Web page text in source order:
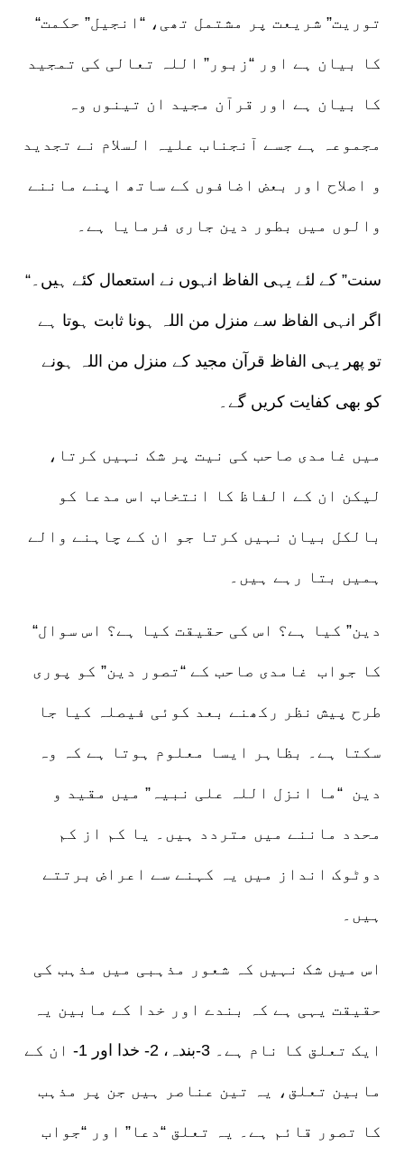
“توریت” شریعت پر مشتمل تھی، “انجیل” حکمت
کا بیان ہے اور “زبور” اللہ تعالی کی تمجید
کا بیان ہے اور قرآن مجید ان تینوں وہ
مجموعہ ہے جسے آنجناب علیہ السلام نے تجدید
و اصلاح اور بعض اضافوں کے ساتھ اپنے ماننے
والوں میں بطور دین جاری فرمایا ہے۔
“سنت” کے لئے یہی الفاظ انہوں نے استعمال کئے ہیں۔
اگر انہی الفاظ سے منزل من اللہ ہونا ثابت ہوتا ہے
تو پھر یہی الفاظ قرآن مجید کے منزل من اللہ ہونے
کو بھی کفایت کریں گے۔
میں غامدی صاحب کی نیت پر شک نہیں کرتا،
لیکن ان کے الفاظ کا انتخاب اس مدعا کو
بالکل بیان نہیں کرتا جو ان کے چاہنے والے
ہمیں بتا رہے ہیں۔
“دین” کیا ہے؟ اس کی حقیقت کیا ہے؟ اس سوال
کا جواب غامدی صاحب کے “تصور دین” کو پوری
طرح پیش نظر رکھنے بعد کوئی فیصلہ کیا جا
سکتا ہے۔ بظاہر ایسا معلوم ہوتا ہے کہ وہ
دین “ما انزل اللہ علی نبیہ” میں مقید و
محدد ماننے میں متردد ہیں۔ یا کم از کم
دوٹوک انداز میں یہ کہنے سے اعراض برتتے
ہیں۔
اس میں شک نہیں کہ شعور مذہبی میں مذہب کی
حقیقت یہی ہے کہ بندے اور خدا کے مابین یہ
ایک تعلق کا نام ہے۔ 3-بندہ، 2- خدا اور 1- ان کے
مابین تعلق، یہ تین عناصر ہیں جن پر مذہب
کا تصور قائم ہے۔ یہ تعلق “دعا” اور “جواب